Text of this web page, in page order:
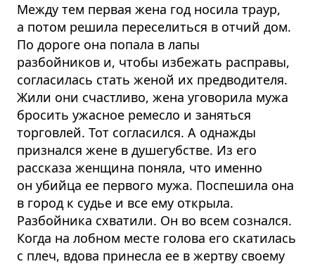
Между тем первая жена год носила траур,
а потом решила переселиться в отчий дом.
По дороге она попала в лапы
разбойников и, чтобы избежать расправы,
согласилась стать женой их предводителя.
Жили они счастливо, жена уговорила мужа
бросить ужасное ремесло и заняться
торговлей. Тот согласился. А однажды
признался жене в душегубстве. Из его
рассказа женщина поняла, что именно
он убийца ее первого мужа. Поспешила она
в город к судье и все ему открыла.
Разбойника схватили. Он во всем сознался.
Когда на лобном месте голова его скатилась
с плеч, вдова принесла ее в жертву своему